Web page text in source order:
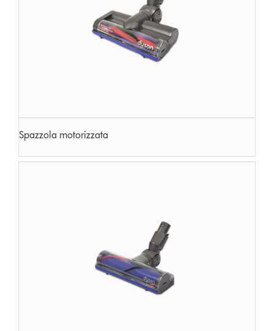
Spazzola motorizzata